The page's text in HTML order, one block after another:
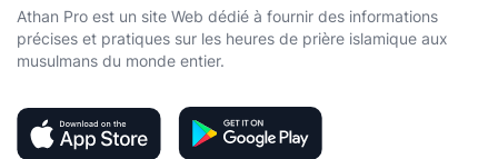
Athan Pro est un site Web dédié à fournir des informations
précises et pratiques sur les heures de prière islamique aux
musulmans du monde entier.